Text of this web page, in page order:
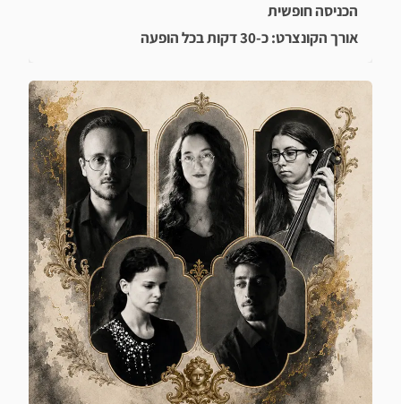
הכניסה חופשית
אורך הקונצרט: כ-30 דקות בכל הופעה